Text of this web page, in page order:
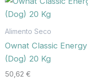
Alimento Seco
Ownat Classic Energy
(Dog) 20 Kg
50,62 €